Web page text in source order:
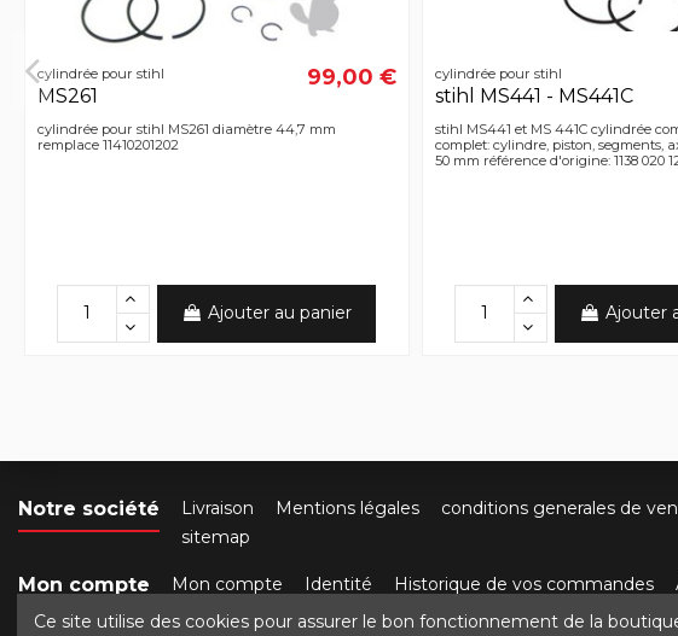
cylindrée pour stihl
MS261
99,00 €
cylindrée pour stihl MS261 diamètre 44,7 mm
remplace 11410201202
Ajouter au panier
cylindrée pour stihl
stihl MS441 - MS441C
stihl MS441 et MS 441C cylindrée
complet: cylindre, piston, segments,
50 mm référence d'origine: 1138 020
Ajouter
Notre société Livraison Mentions légales conditions generales de
sitemap
Mon compte Mon compte Identité Historique de vos commandes
Ce site utilise des cookies pour assurer le bon fonctionnement de la